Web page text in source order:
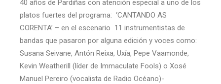
40 años de Pardiñas con atención especial a uno de los
platos fuertes del programa: ‘CANTANDO AS
CORENTA’ – en el escenario 11 instrumentistas de
bandas que pasaron por alguna edición y voces como:
Susana Seivane, Antón Reixa, Uxía, Pepe Vaamonde,
Kevin Weatherill (líder de Immaculate Fools) o Xosé
Manuel Pereiro (vocalista de Radio Océano)-